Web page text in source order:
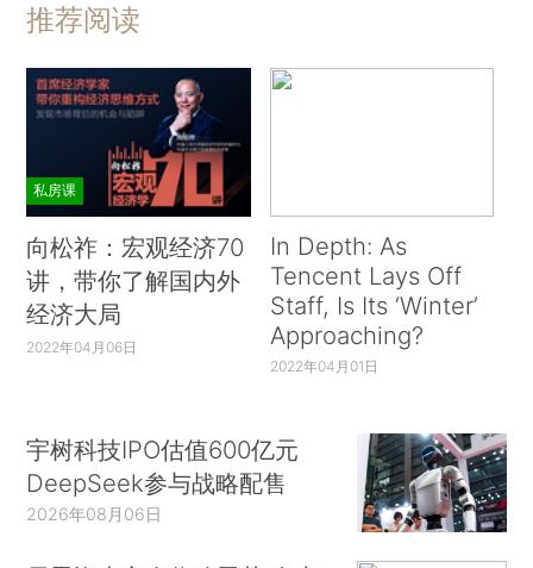
推荐阅读
私房课
向松祚：宏观经济70
讲，带你了解国内外
经济大局
2022年04月06日
In Depth: As
Tencent Lays Off
Staff, Is Its ‘Winter’
Approaching?
2022年04月01日
宇树科技IPO估值600亿元
DeepSeek参与战略配售
2026年08月06日